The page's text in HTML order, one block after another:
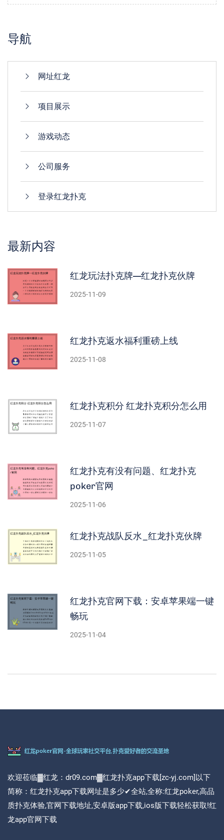
导航
网址红龙
项目展示
游戏动态
公司服务
登录红龙扑克
最新内容
红龙玩法扑克牌—红龙扑克伙牌
2025-11-09
红龙扑克返水福利重磅上线
2025-11-08
红龙扑克积分 红龙扑克积分怎么用
2025-11-07
红龙扑克有没有问题、红龙扑克
poker官网
2025-11-06
红龙扑克战队反水_红龙扑克伙牌
2025-11-05
红龙扑克官网下载：安卓苹果端一键
畅玩
2025-11-04
欢迎莅临▓红龙：dr09.com▓红龙扑克app下载[zc-yj.com]以下
简称：红龙扑克app下载网址是多少✔全站,全称:红龙poker,高品
质扑克体验,官网下载地址,安卓版app下载,ios版下载轻松获取!红
龙app官网下载